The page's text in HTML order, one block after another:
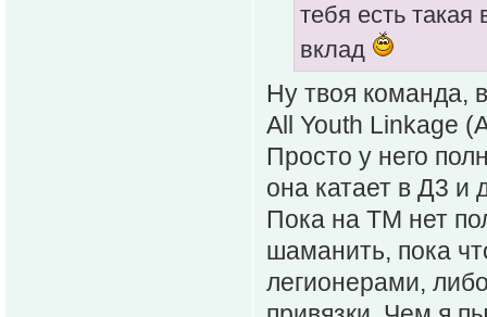
тебя есть такая
вклад
Ну твоя команда,
All Youth Linkage
Просто у него
она катает в Д3 и
Пока на ТМ нет
шаманить, пока
легионерами,